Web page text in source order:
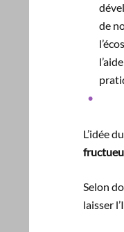
de
L’idée
Selon
laisser